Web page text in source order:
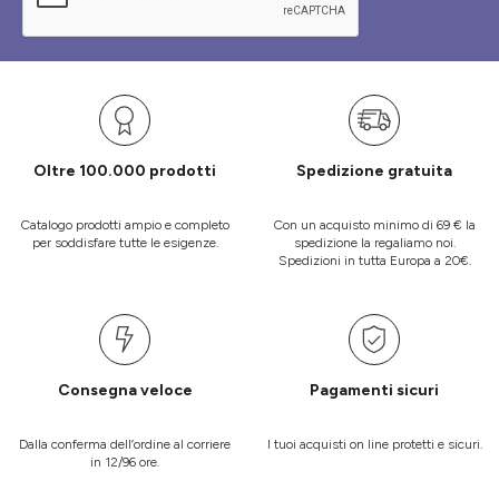
Oltre 100.000 prodotti
Catalogo prodotti ampio e completo
per soddisfare tutte le esigenze.
Spedizione gratuita
Con un acquisto minimo di 69 € la
spedizione la regaliamo noi.
Spedizioni in tutta Europa a 20€.
Consegna veloce
Dalla conferma dell’ordine al corriere
in 12/96 ore.
Pagamenti sicuri
I tuoi acquisti on line protetti e sicuri.